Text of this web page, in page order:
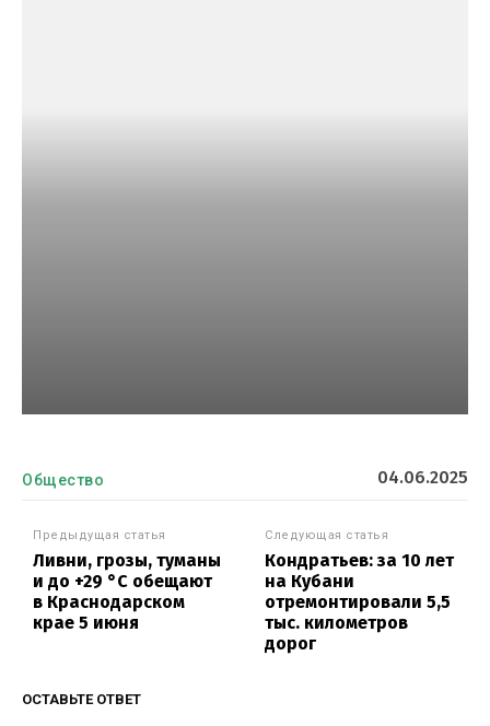
Общество 04.06.2025
Предыдущая статья
Ливни, грозы, туманы
и до +29 °С обещают
в Краснодарском
крае 5 июня
Следующая статья
Кондратьев: за 10 лет
на Кубани
отремонтировали 5,5
тыс. километров
дорог
ОСТАВЬТЕ ОТВЕТ